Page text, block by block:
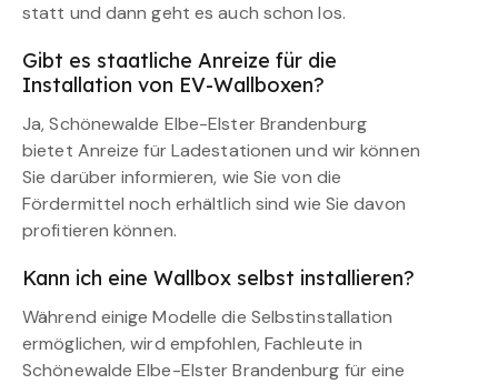
statt und dann geht es auch schon los.
Gibt es staatliche Anreize für die
Installation von EV-Wallboxen?
Ja, Schönewalde Elbe-Elster Brandenburg
bietet Anreize für Ladestationen und wir können
Sie darüber informieren, wie Sie von die
Fördermittel noch erhältlich sind wie Sie davon
profitieren können.
Kann ich eine Wallbox selbst installieren?
Während einige Modelle die Selbstinstallation
ermöglichen, wird empfohlen, Fachleute in
Schönewalde Elbe-Elster Brandenburg für eine